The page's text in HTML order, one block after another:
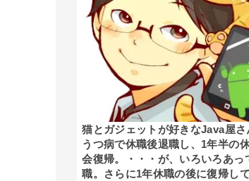
猫とガジェットが好きなJava屋さ
うつ病で休職後退職し、1年半の
会復帰。・・・が、いろいろあっ
職。さらに1年休職の後に復帰し